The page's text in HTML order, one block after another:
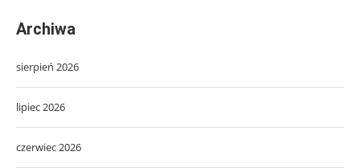
Archiwa
sierpień 2026
lipiec 2026
czerwiec 2026